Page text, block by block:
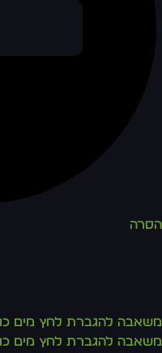
הסרה
משאבה להגברת לחץ מים
משאבה להגברת לחץ מים